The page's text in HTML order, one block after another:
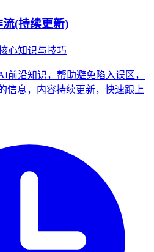
(持续更新)
心知识与技巧
前沿知识，帮助避免陷入误区，
信息，内容持续更新，快速跟上